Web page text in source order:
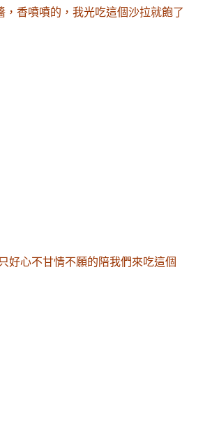
，香噴噴的 ，我光吃這個沙拉就飽了
好心不甘情不願的陪我們來吃這個